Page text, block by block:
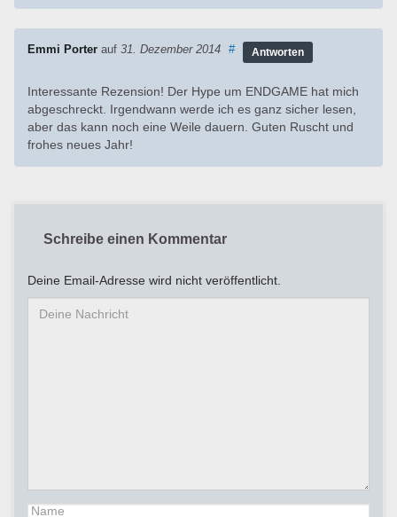
Emmi Porter auf 31. Dezember 2014 # Antworten
Interessante Rezension! Der Hype um ENDGAME hat mich
abgeschreckt. Irgendwann werde ich es ganz sicher lesen,
aber das kann noch eine Weile dauern. Guten Ruscht und
frohes neues Jahr!
Schreibe einen Kommentar
Deine Email-Adresse wird nicht veröffentlicht.